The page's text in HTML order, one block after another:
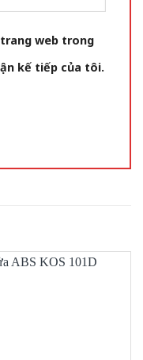
web trong
kế tiếp của tôi.